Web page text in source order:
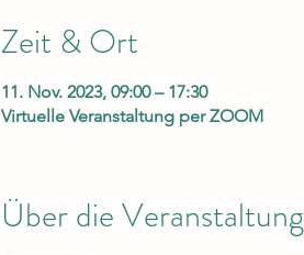
Zeit & Ort
11. Nov. 2023, 09:00 – 17:30
Virtuelle Veranstaltung per ZOOM
Über die Veranstaltung